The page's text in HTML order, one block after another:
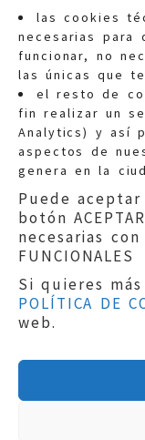
las cookies
necesarias para
funcionar, no
las únicas que
el resto de
fin realizar un
Analytics) y así
aspectos de
genera en la
Puede
botón
necesarias
FUNCIONALES
Si quieres
POLÍTICA DE
web.
Quejas:
Aviso legal
Protección
Política
Copyright ©